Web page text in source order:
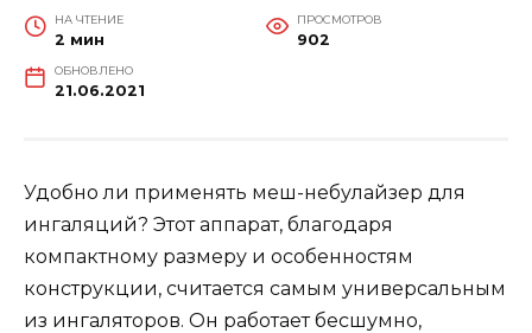
НА ЧТЕНИЕ
2 мин
ПРОСМОТРОВ
902
ОБНОВЛЕНО
21.06.2021
Удобно ли применять меш-небулайзер для
ингаляций? Этот аппарат, благодаря
компактному размеру и особенностям
конструкции, считается самым универсальным
из ингаляторов. Он работает бесшумно,